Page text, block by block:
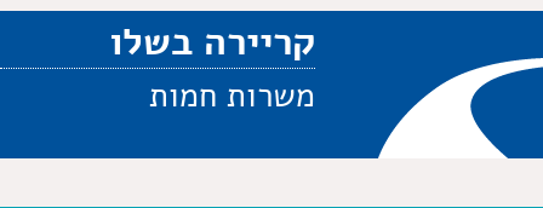
קריירה בשלו
משרות חמות